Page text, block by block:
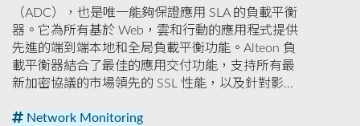
（ADC），也是唯一能夠保證應用 SLA 的負載平衡
器。它為所有基於 Web，雲和行動的應用程式提供
先進的端到端本地和全局負載平衡功能。Alteon 負
載平衡器結合了最佳的應用交付功能，支持所有最
新加密協議的市場領先的 SSL 性能，以及針對影...
Network Monitoring